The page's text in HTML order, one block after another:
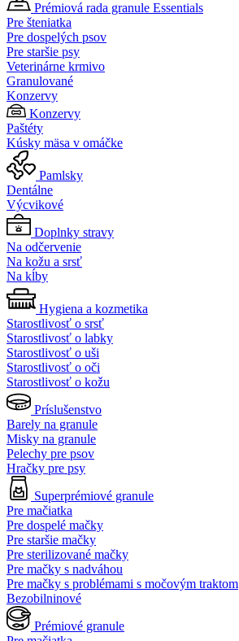
Prémiová rada granule Essentials
Pre šteniatka
Pre dospelých psov
Pre staršie psy
Veterinárne krmivo
Granulované
Konzervy
Konzervy
Paštéty
Kúsky mäsa v omáčke
Pamlsky
Dentálne
Výcvikové
Doplnky stravy
Na odčervenie
Na kožu a srsť
Na kĺby
Hygiena a kozmetika
Starostlivosť o srsť
Starostlivosť o labky
Starostlivosť o uši
Starostlivosť o oči
Starostlivosť o kožu
Príslušenstvo
Barely na granule
Misky na granule
Pelechy pre psov
Hračky pre psy
Superprémiové granule
Pre mačiatka
Pre dospelé mačky
Pre staršie mačky
Pre sterilizované mačky
Pre mačky s nadváhou
Pre mačky s problémami s močovým traktom
Bezobilninové
Prémiové granule